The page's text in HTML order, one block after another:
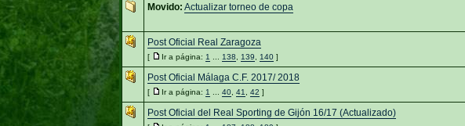
Movido: Actualizar torneo de copa
Post Oficial Real Zaragoza
[ Ir a página: 1 138 139 140]
Post Oficial Málaga C.F. 2017/ 2018
[ Ir a página: 1 40, 41 42 ]
Post Oficial del Real Sporting de Gijón 16/17 (Actualizado)